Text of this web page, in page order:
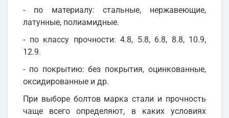
- по материалу: стальные, нержавеющие,
латунные, полиамидные.
- по классу прочности: 4.8, 5.8, 6.8, 8.8, 10.9,
12.9.
- по покрытию: без покрытия, оцинкованные,
оксидированные и др.
При выборе болтов марка стали и прочность
чаще всего определяют, в каких условиях